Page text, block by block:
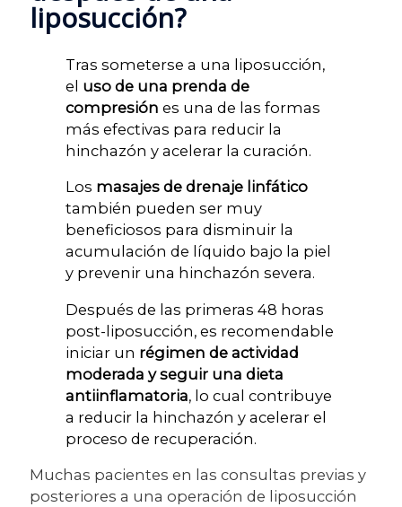
liposucción?
Tras someterse a una liposucción,
el uso de una prenda de
compresión es una de las formas
más efectivas para reducir la
hinchazón y acelerar la curación.
Los masajes de drenaje linfático
también pueden ser muy
beneficiosos para disminuir la
acumulación de líquido bajo la piel
y prevenir una hinchazón severa.
Después de las primeras 48 horas
post-liposucción, es recomendable
iniciar un régimen de actividad
moderada y seguir una dieta
antiinflamatoria, lo cual contribuye
a reducir la hinchazón y acelerar el
proceso de recuperación.
Muchas pacientes en las consultas previas y
posteriores a una operación de liposucción